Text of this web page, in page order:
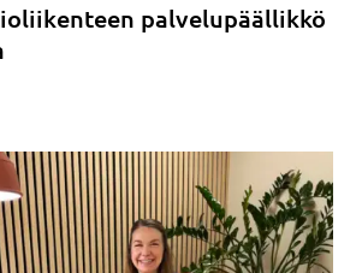
palvelupäällikkö